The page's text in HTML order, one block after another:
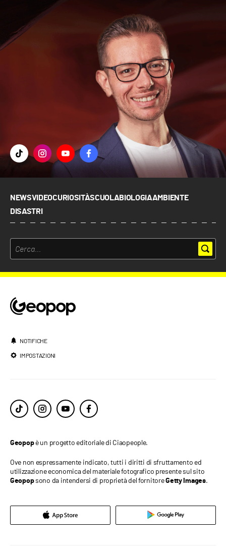
NEWSVIDEOCURIOSITÀSCUOLABIOLOGIAAMBIENTE
DISASTRI
NOTIFICHE
IMPOSTAZIONI
Geopopè un progetto editoriale di Ciaopeople.
Ove non espressamente indicato, tutti i diritti di sfruttamento ed
utilizzazione economica del materiale fotografico presente sul sito
Geopopsono da intendersi di proprietà del fornitoreGetty Images.